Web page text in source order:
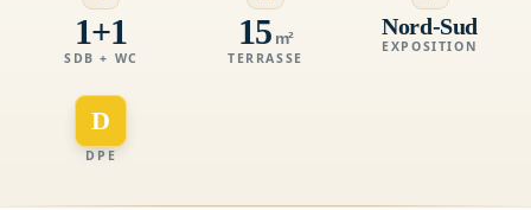
1+1
SDB + WC
15 m²
TERRASSE
Nord-Sud
EXPOSITION
D
DPE